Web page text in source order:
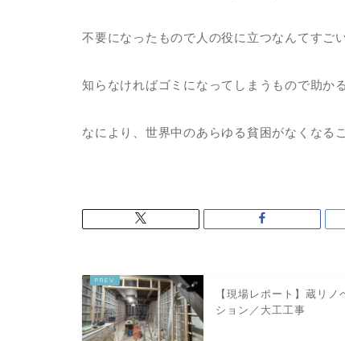
不要になったもので人の役に立つなんてすご
知らなければゴミになってしまうもので助か
なにより、世界中のあらゆる貧困がなくなる
【現場レポート】蔵リノ
ション／大工工事